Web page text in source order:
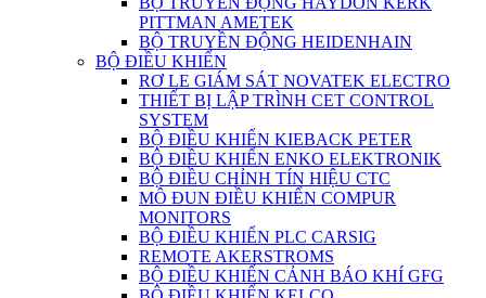
PITTMAN AMETEK
BỘ TRUYỀN ĐỘNG HEIDENHAIN
BỘ ĐIỀU KHIỂN
RƠ LE GIÁM SÁT NOVATEK ELECTRO
THIẾT BỊ LẬP TRÌNH CET CONTROL
SYSTEM
BỘ ĐIỀU KHIỂN KIEBACK PETER
BỘ ĐIỀU KHIỂN ENKO ELEKTRONIK
BỘ ĐIỀU CHỈNH TÍN HIỆU CTC
MÔ ĐUN ĐIỀU KHIỂN COMPUR
MONITORS
BỘ ĐIỀU KHIỂN PLC CARSIG
REMOTE AKERSTROMS
BỘ ĐIỀU KHIỂN CẢNH BÁO KHÍ GFG